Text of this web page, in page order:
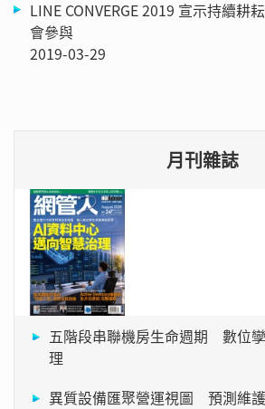
LINE CONVERGE 2019 宣示持續耕
會參與
2019-03-29
月刊雜誌
五階段串聯機房生命週期 數位
理
異質設備匯聚營運視圖 預測維